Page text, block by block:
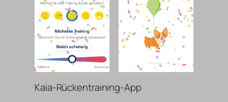
Kaia-Rückentraining-App